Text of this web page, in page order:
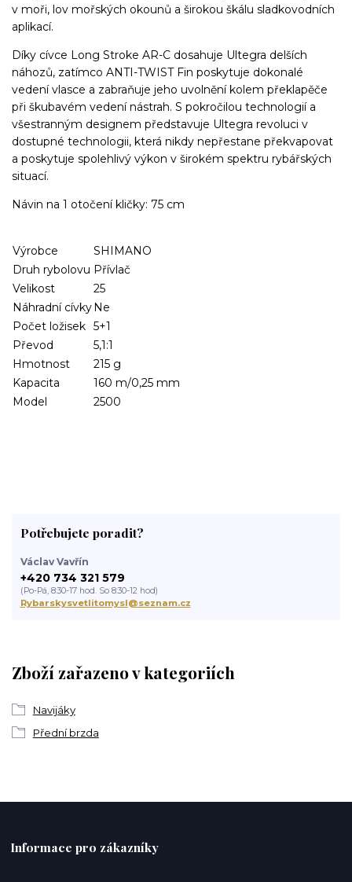
v moři, lov mořských okounů a širokou škálu sladkovodních
aplikací.
Díky cívce Long Stroke AR-C dosahuje Ultegra delších
náhozů, zatímco ANTI-TWIST Fin poskytuje dokonalé
vedení vlasce a zabraňuje jeho uvolnění kolem překlapěče
při škubavém vedení nástrah. S pokročilou technologií a
všestranným designem představuje Ultegra revoluci v
dostupné technologii, která nikdy nepřestane překvapovat
a poskytuje spolehlivý výkon v širokém spektru rybářských
situací.
Návin na 1 otočení kličky: 75 cm
Výrobce
SHIMANO
Druh rybolovu Přívlač
Velikost
25
Náhradní cívkyNe
Počet ložisek 5+1
Převod
5,1:1
Hmotnost
215 g
Kapacita
160 m/0,25 mm
Model
2500
Zboží zařazeno v kategoriích
Navijáky
Přední brzda
Potřebujete poradit?
Václav Vavřín
+420 734 321 579
(Po-Pá, 8:30-17 hod. So 8:30-12 hod)
Rybarskysvetlitomysl@seznam.cz
Informace pro zákazníky